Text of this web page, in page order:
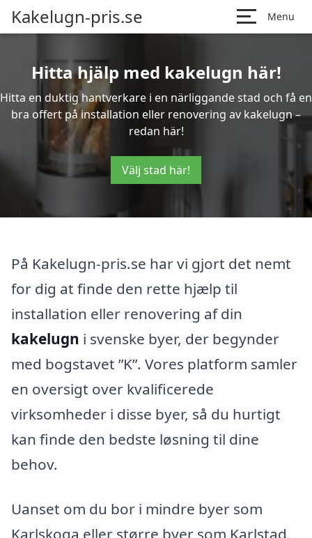
Kakelugn-pris.se Menu
Hitta hjälp med kakelugn här!
Hitta en duktig hantverkare i en närliggande stad och få en
bra offert på installation eller renovering av kakelugn –
redan här!
Välj stad här!
På Kakelugn-pris.se har vi gjort det nemt
for dig at finde den rette hjælp til
installation eller renovering af din
kakelugn i svenske byer, der begynder
med bogstavet ”K”. Vores platform samler
en oversigt over kvalificerede
virksomheder i disse byer, så du hurtigt
kan finde den bedste løsning til dine
behov.
Uanset om du bor i mindre byer som
Karlskoga eller større byer som Karlstad,